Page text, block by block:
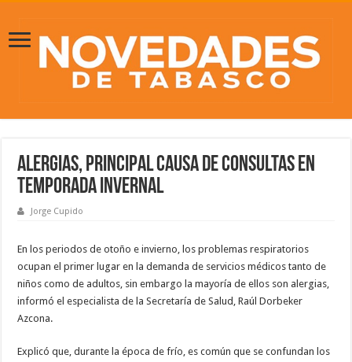
Alergias, principal causa de consultas en
temporada invernal
Jorge Cupido
En los periodos de otoño e invierno, los problemas respiratorios
ocupan el primer lugar en la demanda de servicios médicos tanto de
niños como de adultos, sin embargo la mayoría de ellos son alergias,
informó el especialista de la Secretaría de Salud, Raúl Dorbeker
Azcona.
Explicó que, durante la época de frío, es común que se confundan los